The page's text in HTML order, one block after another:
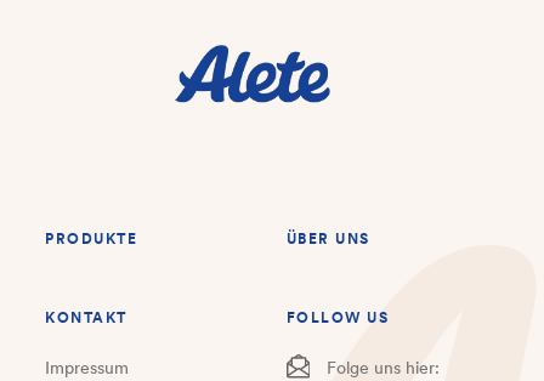
PRODUKTE ÜBER UNS
KONTAKT
Impressum
FOLLOW US
Folge uns hier: